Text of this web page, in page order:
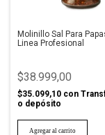
Molinillo Sal Para
Linea Profesional
$38.999,00
$35.099,10 con
o depósito